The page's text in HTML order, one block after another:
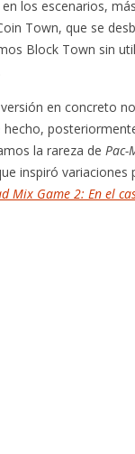
los escenarios,
Town, que se
Block Town sin
en concreto
hecho,
la rareza de Pac-
inspiró variaciones
Mix Game 2: En el